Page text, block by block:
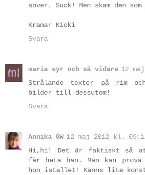
sover. Suck! Men skam den
Kramar Kicki
Svara
maria syr och så vidare 12
Strålande texter på rim
bilder till dessutom!
Svara
Annika GW 12 maj 2012 kl.
Hi,hi! Det är faktiskt så
får heta han. Man kan
hon istället! Känns lite